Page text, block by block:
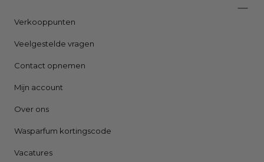
Verkooppunten
Veelgestelde vragen
Contact opnemen
Mijn account
Over ons
Wasparfum kortingscode
Vacatures